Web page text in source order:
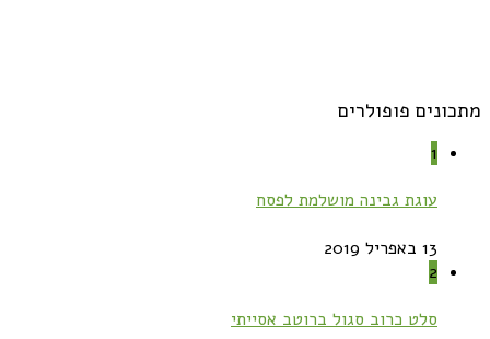
מתכונים פופולרים
1
עוגת גבינה מושלמת לפסח
13 באפריל 2019
2
סלט כרוב סגול ברוטב אסייתי